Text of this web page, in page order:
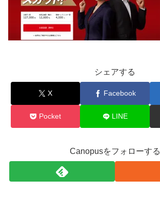
シェアする
X Facebook
Pocket LINE
Canopusをフォローする